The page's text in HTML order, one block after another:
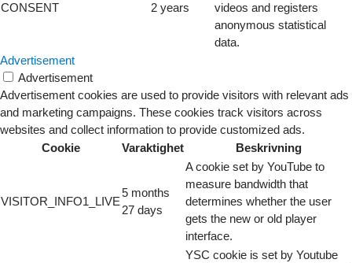
CONSENT 2 years
videos and registers
anonymous statistical
data.
Advertisement
Advertisement
Advertisement cookies are used to provide visitors with relevant ads
and marketing campaigns. These cookies track visitors across
websites and collect information to provide customized ads.
Cookie
Varaktighet Beskrivning
VISITOR_INFO1_LIVE
5 months
27 days
A cookie set by YouTube to
measure bandwidth that
determines whether the user
gets the new or old player
interface.
YSC cookie is set by Youtube